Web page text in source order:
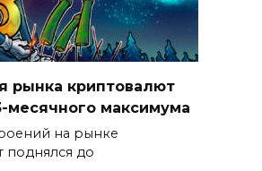
рынка криптовалют
месячного максимума
на рынке
поднялся до